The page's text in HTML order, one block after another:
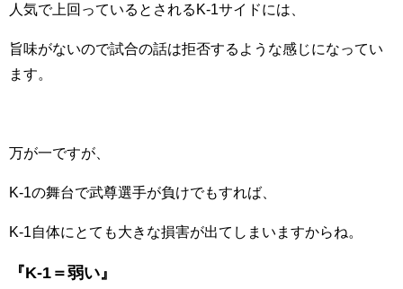
人気で上回っているとされるK-1サイドには、
旨味がないので試合の話は拒否するような感じになってい
ます。
万が一ですが、
K-1の舞台で武尊選手が負けでもすれば、
K-1自体にとても大きな損害が出てしまいますからね。
『K-1＝弱い』